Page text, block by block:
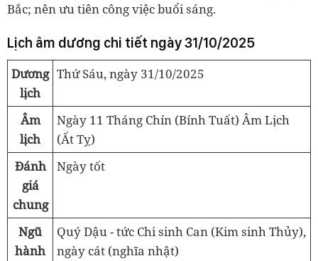
Bắc; nên ưu tiên công việc buổi sáng.
Lịch âm dương chi tiết ngày 31/10/2025
Dương
lịch
Thứ Sáu, ngày 31/10/2025
Âm
lịch
Ngày 11 Tháng Chín (Bính Tuất) Âm Lịch
(Ất Tỵ)
Đánh
giá
chung
Ngày tốt
Ngũ
hành
Quý Dậu - tức Chi sinh Can (Kim sinh Thủy),
ngày cát (nghĩa nhật)